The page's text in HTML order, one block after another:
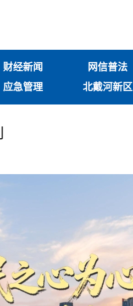
财经新闻 网信普法
应急管理 北戴河新区